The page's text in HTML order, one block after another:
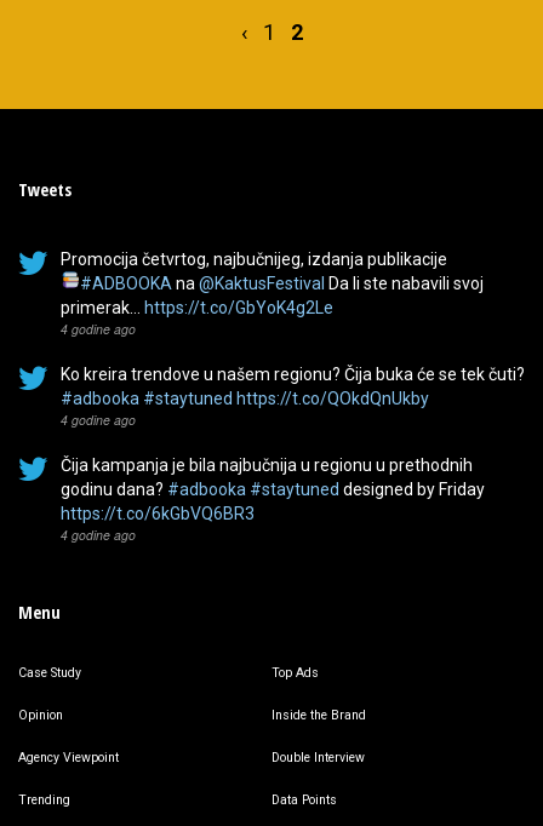
‹ 1 2
Tweets
Promocija četvrtog, najbučnijeg, izdanja publikacije
#ADBOOKA na @KaktusFestival Da li ste nabavili svoj
primerak…
https://t.co/GbYoK4g2Le
4 godine ago
Ko kreira trendove u našem regionu? Čija buka će se tek čuti?
#adbooka #staytuned https://t.co/QOkdQnUkby
4 godine ago
Čija kampanja je bila najbučnija u regionu u prethodnih
godinu dana? #adbooka #staytuned designed by Friday
https://t.co/6kGbVQ6BR3
4 godine ago
Menu
Case Study Top Ads
Opinion Inside the Brand
Agency Viewpoint Double Interview
Trending Data Points